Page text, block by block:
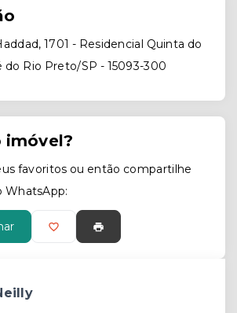
1701 - Residencial Quinta do
do Rio Preto/SP - 15093-300
imóvel?
favoritos ou então compartilhe
WhatsApp: